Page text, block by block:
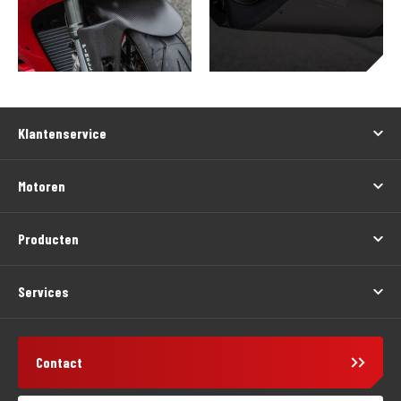
Klantenservice
Motoren
Producten
Services
Contact